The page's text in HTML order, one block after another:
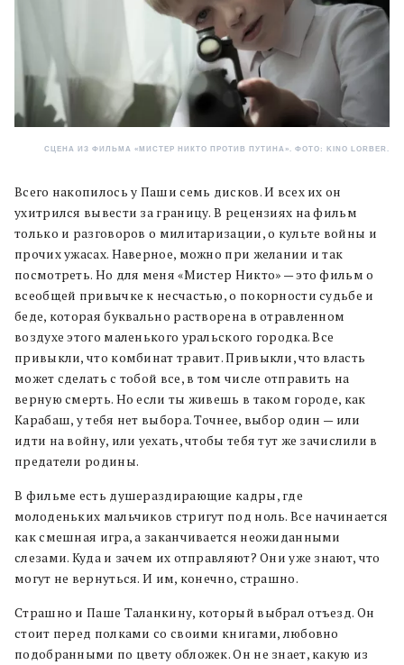
СЦЕНА ИЗ ФИЛЬМА «МИСТЕР НИКТО ПРОТИВ ПУТИНА». ФОТО: KINO LORBER.
Всего накопилось у Паши семь дисков. И всех их он
ухитрился вывести за границу. В рецензиях на фильм
только и разговоров о милитаризации, о культе войны и
прочих ужасах. Наверное, можно при желании и так
посмотреть. Но для меня «Мистер Никто» — это фильм о
всеобщей привычке к несчастью, о покорности судьбе и
беде, которая буквально растворена в отравленном
воздухе этого маленького уральского городка. Все
привыкли, что комбинат травит. Привыкли, что власть
может сделать с тобой все, в том числе отправить на
верную смерть. Но если ты живешь в таком городе, как
Карабаш, у тебя нет выбора. Точнее, выбор один — или
идти на войну, или уехать, чтобы тебя тут же зачислили в
предатели родины.
В фильме есть душераздирающие кадры, где
молоденьких мальчиков стригут под ноль. Все начинается
как смешная игра, а заканчивается неожиданными
слезами. Куда и зачем их отправляют? Они уже знают, что
могут не вернуться. И им, конечно, страшно.
Страшно и Паше Таланкину, который выбрал отъезд. Он
стоит перед полками со своими книгами, любовно
подобранными по цвету обложек. Он не знает, какую из